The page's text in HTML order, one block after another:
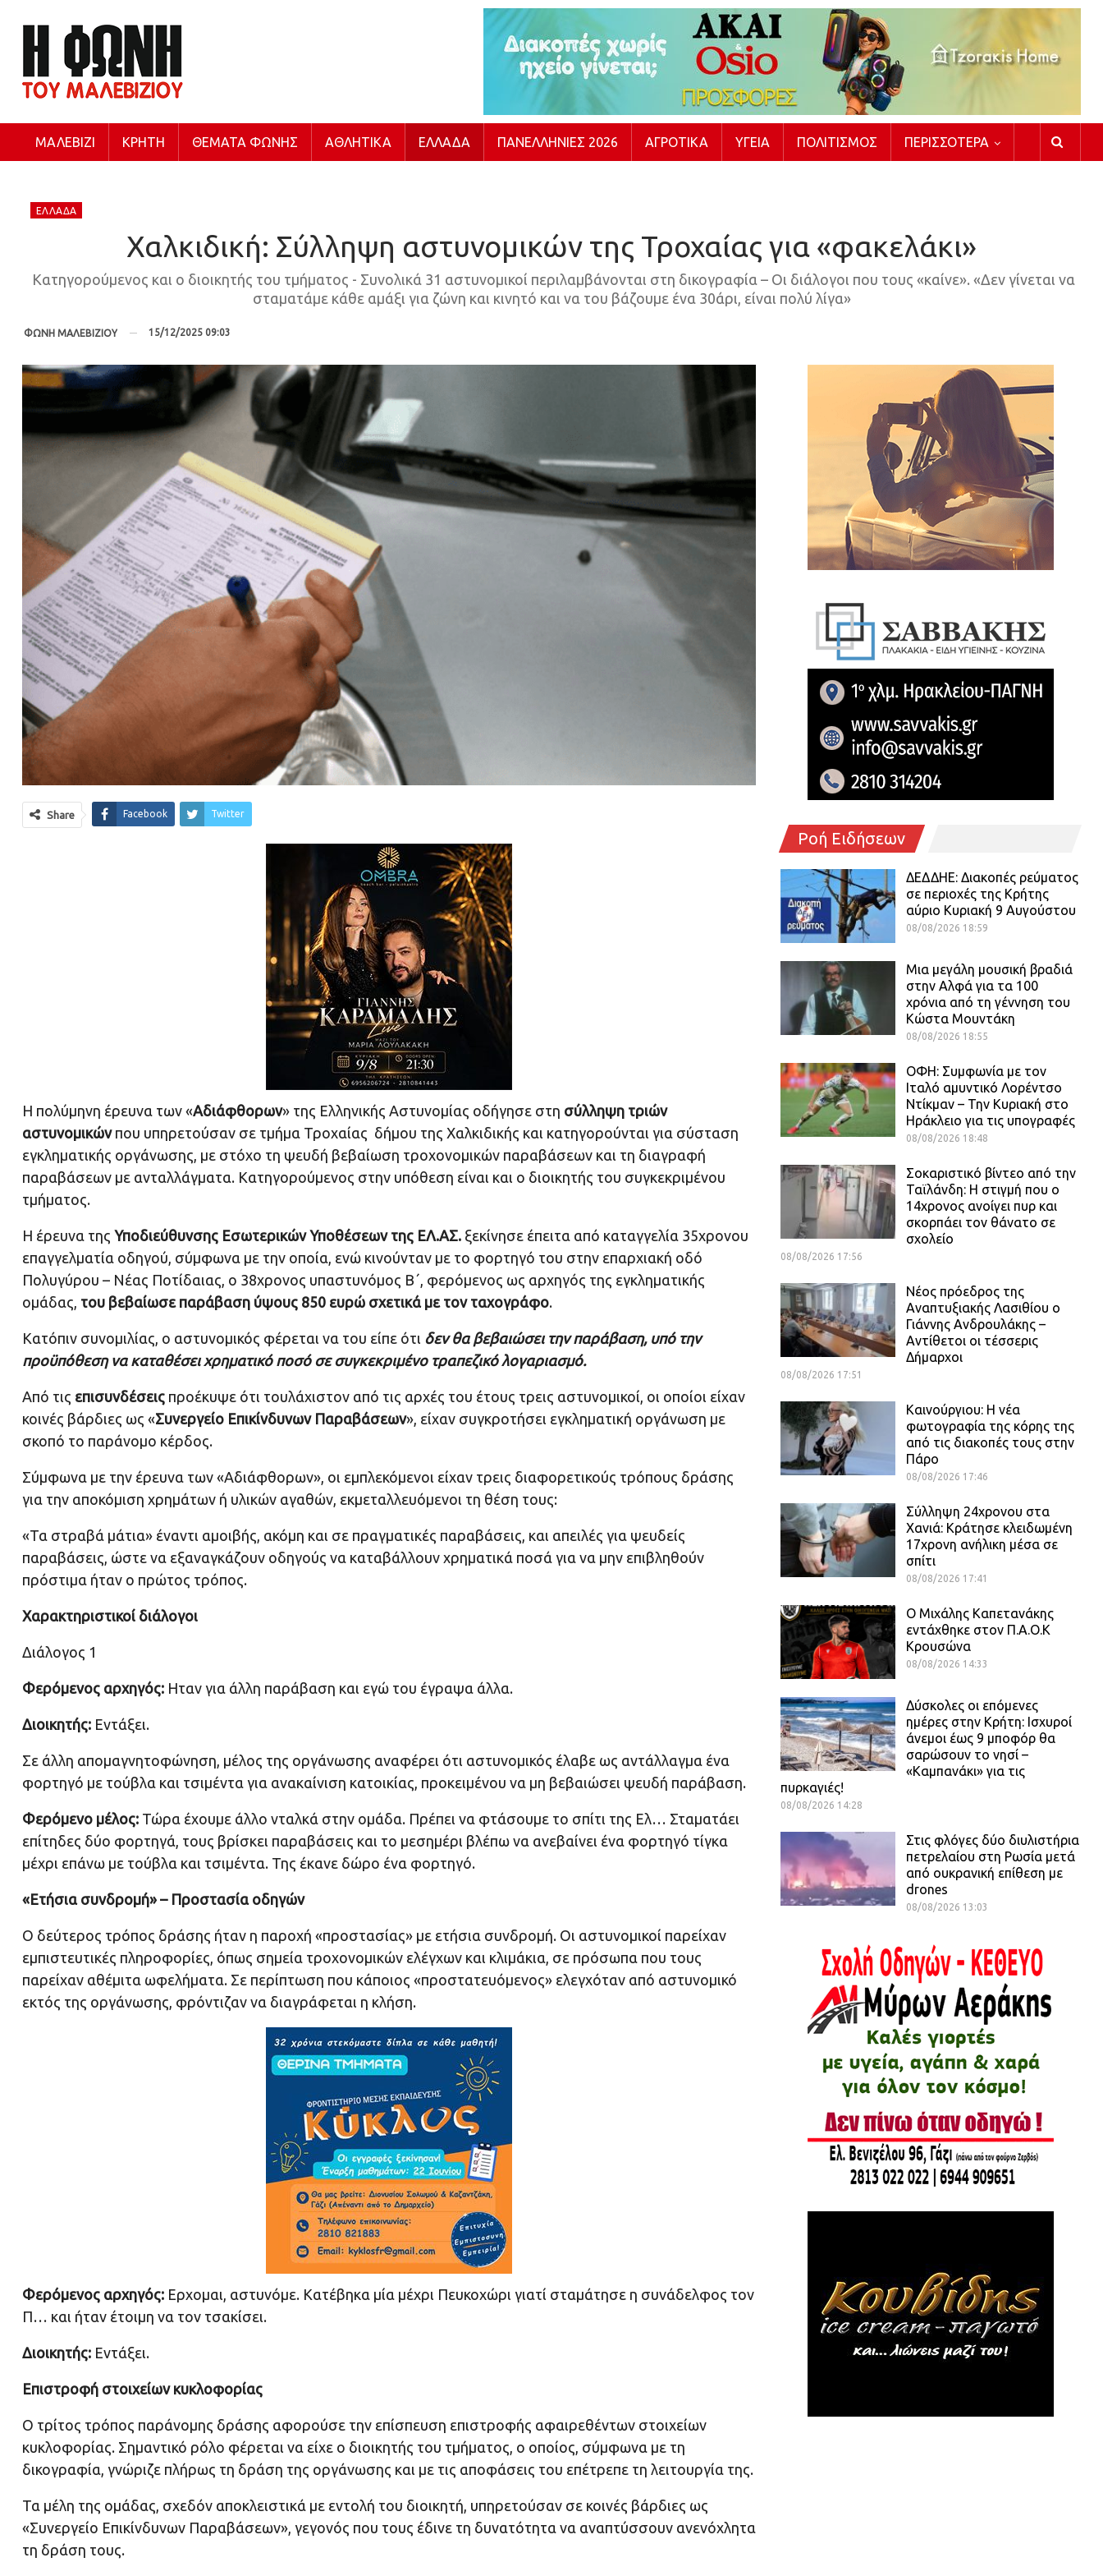
ΜΑΛΕΒΊΖΙ ΚΡΉΤΗ ΘΈΜΑΤΑ ΦΩΝΉΣ ΑΘΛΗΤΙΚΆ ΕΛΛΆΔΑ ΠΑΝΕΛΛΉΝΙΕΣ 2026 ΑΓΡΟΤΙΚΆ ΥΓΕΊΑ ΠΟΛΙΤΙΣΜΌΣ ΠΕΡΙΣΣΌΤΕΡΑ
ΕΛΛΆΔΑ
Χαλκιδική: Σύλληψη αστυνομικών της Τροχαίας για «φακελάκι»
Κατηγορούμενος και ο διοικητής του τμήματος - Συνολικά 31 αστυνομικοί περιλαμβάνονται στη δικογραφία – Οι διάλογοι που τους «καίνε». «Δεν γίνεται να
σταματάμε κάθε αμάξι για ζώνη και κινητό και να του βάζουμε ένα 30άρι, είναι πολύ λίγα»
ΦΩΝΗ ΜΑΛΕΒΙΖΙΟΥ 15/12/2025 09:03
Share Facebook Twitter
Η πολύμηνη έρευνα των «Αδιάφθορων» της Ελληνικής Αστυνομίας οδήγησε στη σύλληψη τριών
αστυνομικώνπου υπηρετούσαν σε τμήμα Τροχαίας δήμου της Χαλκιδικής και κατηγορούνται για σύσταση
εγκληματικής οργάνωσης, με στόχο τη ψευδή βεβαίωση τροχονομικών παραβάσεων και τη διαγραφή
παραβάσεων με ανταλλάγματα. Κατηγορούμενος στην υπόθεση είναι και ο διοικητής του συγκεκριμένου
τμήματος.
Η έρευνα της Υποδιεύθυνσης Εσωτερικών Υποθέσεων της ΕΛ.ΑΣ. ξεκίνησε έπειτα από καταγγελία 35χρονου
επαγγελματία οδηγού, σύμφωνα με την οποία, ενώ κινούνταν με το φορτηγό του στην επαρχιακή οδό
Πολυγύρου – Νέας Ποτίδαιας, ο 38χρονος υπαστυνόμος Β΄, φερόμενος ως αρχηγός της εγκληματικής
ομάδας, του βεβαίωσε παράβαση ύψους 850 ευρώ σχετικά με τον ταχογράφο.
Κατόπιν συνομιλίας, ο αστυνομικός φέρεται να του είπε ότι δεν θα βεβαιώσει την παράβαση, υπό την
προϋπόθεση να καταθέσει χρηματικό ποσό σε συγκεκριμένο τραπεζικό λογαριασμό.
Από τις επισυνδέσεις προέκυψε ότι τουλάχιστον από τις αρχές του έτους τρεις αστυνομικοί, οι οποίοι είχαν
κοινές βάρδιες ως «Συνεργείο Επικίνδυνων Παραβάσεων», είχαν συγκροτήσει εγκληματική οργάνωση με
σκοπό το παράνομο κέρδος.
Σύμφωνα με την έρευνα των «Αδιάφθορων», οι εμπλεκόμενοι είχαν τρεις διαφορετικούς τρόπους δράσης
για την αποκόμιση χρημάτων ή υλικών αγαθών, εκμεταλλευόμενοι τη θέση τους:
«Τα στραβά μάτια» έναντι αμοιβής, ακόμη και σε πραγματικές παραβάσεις, και απειλές για ψευδείς
παραβάσεις, ώστε να εξαναγκάζουν οδηγούς να καταβάλλουν χρηματικά ποσά για να μην επιβληθούν
πρόστιμα ήταν ο πρώτος τρόπος.
Χαρακτηριστικοί διάλογοι
Διάλογος 1
Φερόμενος αρχηγός: Ηταν για άλλη παράβαση και εγώ του έγραψα άλλα.
Διοικητής: Εντάξει.
Σε άλλη απομαγνητοφώνηση, μέλος της οργάνωσης αναφέρει ότι αστυνομικός έλαβε ως αντάλλαγμα ένα
φορτηγό με τούβλα και τσιμέντα για ανακαίνιση κατοικίας, προκειμένου να μη βεβαιώσει ψευδή παράβαση.
Φερόμενο μέλος: Τώρα έχουμε άλλο νταλκά στην ομάδα. Πρέπει να φτάσουμε το σπίτι της Ελ… Σταματάει
επίτηδες δύο φορτηγά, τους βρίσκει παραβάσεις και το μεσημέρι βλέπω να ανεβαίνει ένα φορτηγό τίγκα
μέχρι επάνω με τούβλα και τσιμέντα. Της έκανε δώρο ένα φορτηγό.
«Ετήσια συνδρομή» – Προστασία οδηγών
Ο δεύτερος τρόπος δράσης ήταν η παροχή «προστασίας» με ετήσια συνδρομή. Οι αστυνομικοί παρείχαν
εμπιστευτικές πληροφορίες, όπως σημεία τροχονομικών ελέγχων και κλιμάκια, σε πρόσωπα που τους
παρείχαν αθέμιτα ωφελήματα. Σε περίπτωση που κάποιος «προστατευόμενος» ελεγχόταν από αστυνομικό
εκτός της οργάνωσης, φρόντιζαν να διαγράφεται η κλήση.
Φερόμενος αρχηγός: Ερχομαι, αστυνόμε. Κατέβηκα μία μέχρι Πευκοχώρι γιατί σταμάτησε η συνάδελφος τον
Π… και ήταν έτοιμη να τον τσακίσει.
Διοικητής: Εντάξει.
Επιστροφή στοιχείων κυκλοφορίας
Ο τρίτος τρόπος παράνομης δράσης αφορούσε την επίσπευση επιστροφής αφαιρεθέντων στοιχείων
κυκλοφορίας. Σημαντικό ρόλο φέρεται να είχε ο διοικητής του τμήματος, ο οποίος, σύμφωνα με τη
δικογραφία, γνώριζε πλήρως τη δράση της οργάνωσης και με τις αποφάσεις του επέτρεπε τη λειτουργία της.
Τα μέλη της ομάδας, σχεδόν αποκλειστικά με εντολή του διοικητή, υπηρετούσαν σε κοινές βάρδιες ως
«Συνεργείο Επικίνδυνων Παραβάσεων», γεγονός που τους έδινε τη δυνατότητα να αναπτύσσουν ανενόχλητα
τη δράση τους.
Ροή Ειδήσεων
ΔΕΔΔΗΕ: Διακοπές ρεύματος
σε περιοχές της Κρήτης
αύριο Κυριακή 9 Αυγούστου
08/08/2026 18:59
Μια μεγάλη μουσική βραδιά
στην Αλφά για τα 100
χρόνια από τη γέννηση του
Κώστα Μουντάκη
08/08/2026 18:55
ΟΦΗ: Συμφωνία με τον
Ιταλό αμυντικό Λορέντσο
Ντίκμαν – Την Κυριακή στο
Ηράκλειο για τις υπογραφές
08/08/2026 18:48
Σοκαριστικό βίντεο από την
Ταϊλάνδη: Η στιγμή που ο
14χρονος ανοίγει πυρ και
σκορπάει τον θάνατο σε
σχολείο
08/08/2026 17:56
Νέος πρόεδρος της
Αναπτυξιακής Λασιθίου ο
Γιάννης Ανδρουλάκης –
Αντίθετοι οι τέσσερις
Δήμαρχοι
08/08/2026 17:51
Καινούργιου: Η νέα
φωτογραφία της κόρης της
από τις διακοπές τους στην
Πάρο
08/08/2026 17:46
Σύλληψη 24χρονου στα
Χανιά: Κράτησε κλειδωμένη
17χρονη ανήλικη μέσα σε
σπίτι
08/08/2026 17:41
O Mιχάλης Καπετανάκης
εντάχθηκε στον Π.Α.Ο.Κ
Κρουσώνα
08/08/2026 14:33
Δύσκολες οι επόμενες
ημέρες στην Κρήτη: Ισχυροί
άνεμοι έως 9 μποφόρ θα
σαρώσουν το νησί –
«Καμπανάκι» για τις
πυρκαγιές!
08/08/2026 14:28
Στις φλόγες δύο διυλιστήρια
πετρελαίου στη Ρωσία μετά
από ουκρανική επίθεση με
drones
08/08/2026 13:03